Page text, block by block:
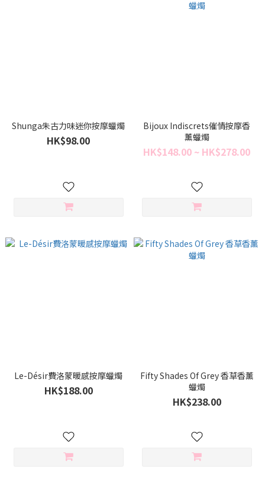
Shunga朱古力味迷你按摩蠟燭
HK$98.00
Bijoux Indiscrets催情按摩香
薰蠟燭
HK$148.00 ~ HK$278.00
Le-Désir費洛蒙暖感按摩蠟燭
HK$188.00
Fifty Shades Of Grey 香草香薰
蠟燭
HK$238.00